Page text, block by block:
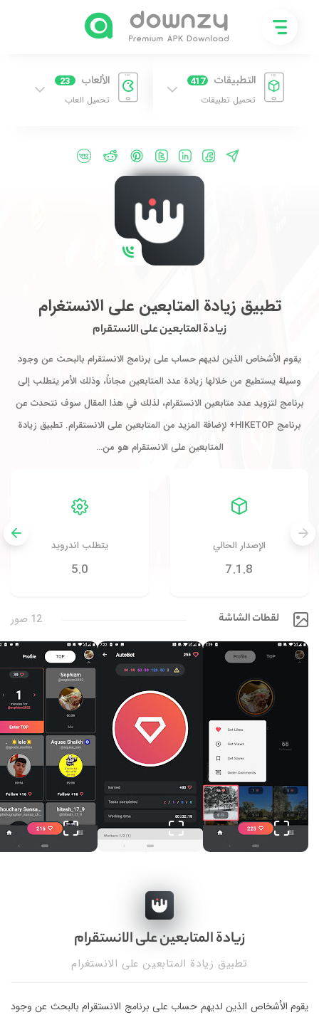
التطبيقات 417
تحميل تطبيقات
الألعاب 23
تحميل العاب
تطبيق زيادة المتابعين على الانستغرام
زيادة المتابعين على الانستقرام
يقوم الأشخاص الذين لديهم حساب على برنامج الانستقرام بالبحث عن وجود
وسيلة يستطيع من خلالها زيادة عدد المتابعين مجاناً، وذلك الأمر يتطلب إلى
برنامج لتزويد عدد متابعين الانستقرام، لذلك في هذا المقال سوف نتحدث عن
برنامج HIKETOP+ لإضافة المزيد من المتابعين على الانستقرام. تطبيق زيادة
المتابعين على الانستقرام هو من…
الإصدار الحالي
7.1.8
يتطلب اندرويد
5.0
لقطات الشاشة 12 صور
زيادة المتابعين على الانستقرام
تطبيق زيادة المتابعين على الانستغرام
يقوم الأشخاص الذين لديهم حساب على برنامج الانستقرام بالبحث عن وجود